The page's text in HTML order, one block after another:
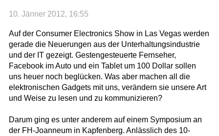
10. Jänner 2012, 16:55
Auf der Consumer Electronics Show in Las Vegas werden
gerade die Neuerungen aus der Unterhaltungsindustrie
und der IT gezeigt. Gestengesteuerte Fernseher,
Facebook im Auto und ein Tablet um 100 Dollar sollen
uns heuer noch beglücken. Was aber machen all die
elektronischen Gadgets mit uns, verändern sie unsere Art
und Weise zu lesen und zu kommunizieren?
Darum ging es unter anderem auf einem Symposium an
der FH-Joanneum in Kapfenberg. Anlässlich des 10-